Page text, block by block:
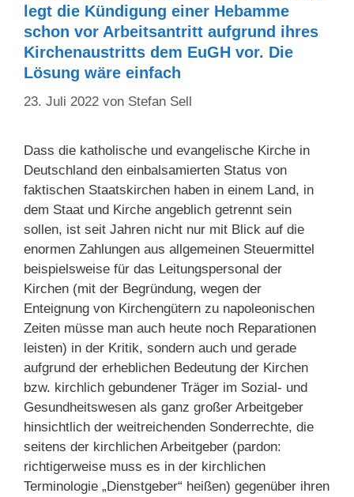
legt die Kündigung einer Hebamme
schon vor Arbeitsantritt aufgrund ihres
Kirchenaustritts dem EuGH vor. Die
Lösung wäre einfach
23. Juli 2022 von Stefan Sell
Dass die katholische und evangelische Kirche in
Deutschland den einbalsamierten Status von
faktischen Staatskirchen haben in einem Land, in
dem Staat und Kirche angeblich getrennt sein
sollen, ist seit Jahren nicht nur mit Blick auf die
enormen Zahlungen aus allgemeinen Steuermittel
beispielsweise für das Leitungspersonal der
Kirchen (mit der Begründung, wegen der
Enteignung von Kirchengütern zu napoleonischen
Zeiten müsse man auch heute noch Reparationen
leisten) in der Kritik, sondern auch und gerade
aufgrund der erheblichen Bedeutung der Kirchen
bzw. kirchlich gebundener Träger im Sozial- und
Gesundheitswesen als ganz großer Arbeitgeber
hinsichtlich der weitreichenden Sonderrechte, die
seitens der kirchlichen Arbeitgeber (pardon:
richtigerweise muss es in der kirchlichen
Terminologie „Dienstgeber“ heißen) gegenüber ihren